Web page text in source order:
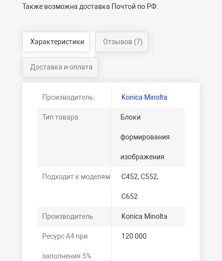
Также возможна доставка Почтой по РФ.
Характеристики Отзывов (7)
Доставка и оплата
Производитель: Konica Minolta
Тип товара Блоки
формирования
изображения
Подходит к моделям C452, C552,
C652
Производитель Konica Minolta
Ресурс А4 при
заполнения 5%
120 000